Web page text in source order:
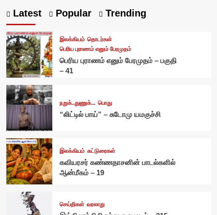
Latest Popular Trending
இலக்கியம் தொடர்கள்
பெரிய புராணம் எனும் பேரமுதம்
பெரிய புராணம் எனும் பேரமுதம் – பகுதி
– 41
நறுக்..துணுக்... பொது
“லிட்டில் பாய்” – சுடோமு யமகுச்சி
இலக்கியம் கட்டுரைகள்
கவியரசர் கண்ணதாசனின் பாடல்களில்
ஆன்மீகம் – 19
செய்திகள் வரலாறு